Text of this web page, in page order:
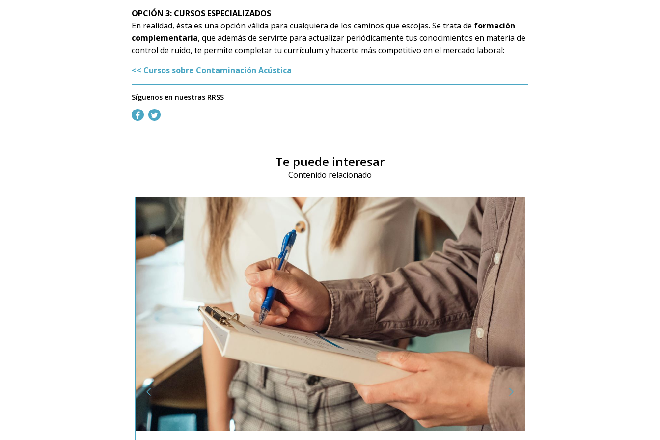
OPCIÓN 3: CURSOS ESPECIALIZADOS
En realidad, ésta es una opción válida para cualquiera de los caminos que escojas. Se trata de formación
complementaria, que además de servirte para actualizar periódicamente tus conocimientos en materia de
control de ruido, te permite completar tu currículum y hacerte más competitivo en el mercado laboral:
<< Cursos sobre Contaminación Acústica
Síguenos en nuestras RRSS
Te puede interesar
Contenido relacionado
Biólogo ambiental: a qué se dedica este profesional y cuáles son sus salidas laborales